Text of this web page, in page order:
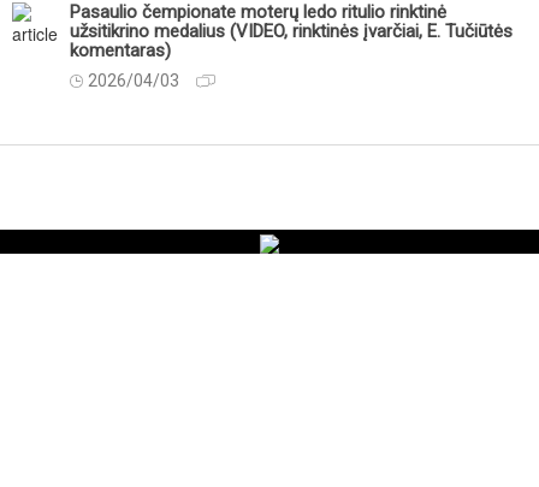
Pasaulio čempionate moterų ledo ritulio rinktinė
užsitikrino medalius (VIDEO, rinktinės įvarčiai, E. Tučiūtės
komentaras)
2026/04/03